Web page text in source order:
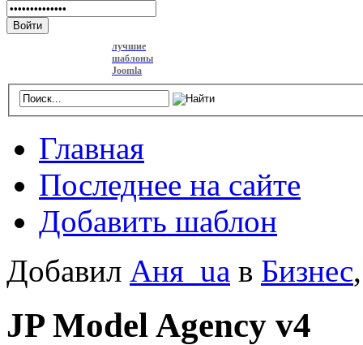
Войти
лучшие
шаблоны
Joomla
Главная
Последнее на сайте
Добавить шаблон
Добавил Аня_ua в Бизнес
JP Model Agency v4